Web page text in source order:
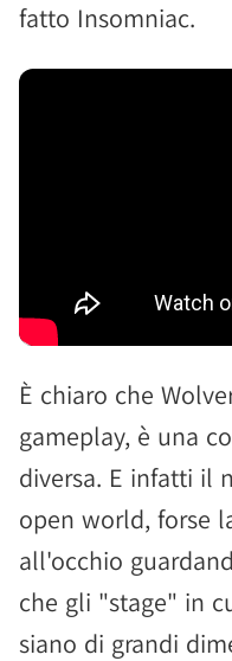
fatto Insomniac.
È chiaro che
gameplay, è una
diversa. E infatti il
open world, forse
all'occhio
che gli "stage" in
siano di grandi